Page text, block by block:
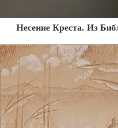
Несение Креста. Из